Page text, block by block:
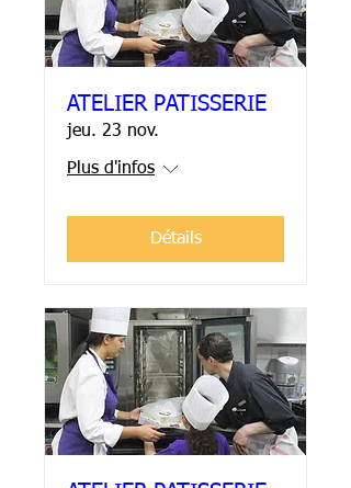
ATELIER PATISSERIE
jeu. 23 nov.
Plus d'infos
Détails